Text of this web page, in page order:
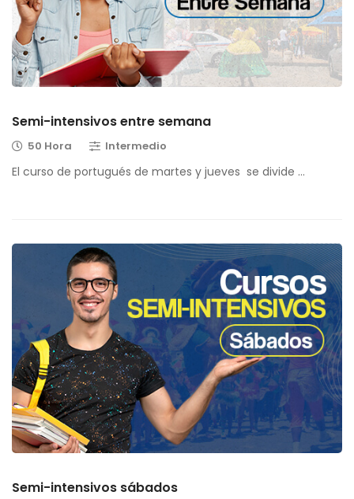
Semi-intensivos entre semana
50 Hora Intermedio
El curso de portugués de martes y jueves se divide …
Semi-intensivos sábados